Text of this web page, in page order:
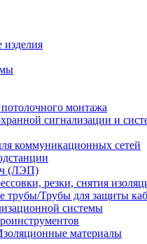
изделия
монтажа
сигнализации и
коммуникационных сетей
(ЛЭП)
резки, снятия
трубы/Трубы для защиты
системы
материалы